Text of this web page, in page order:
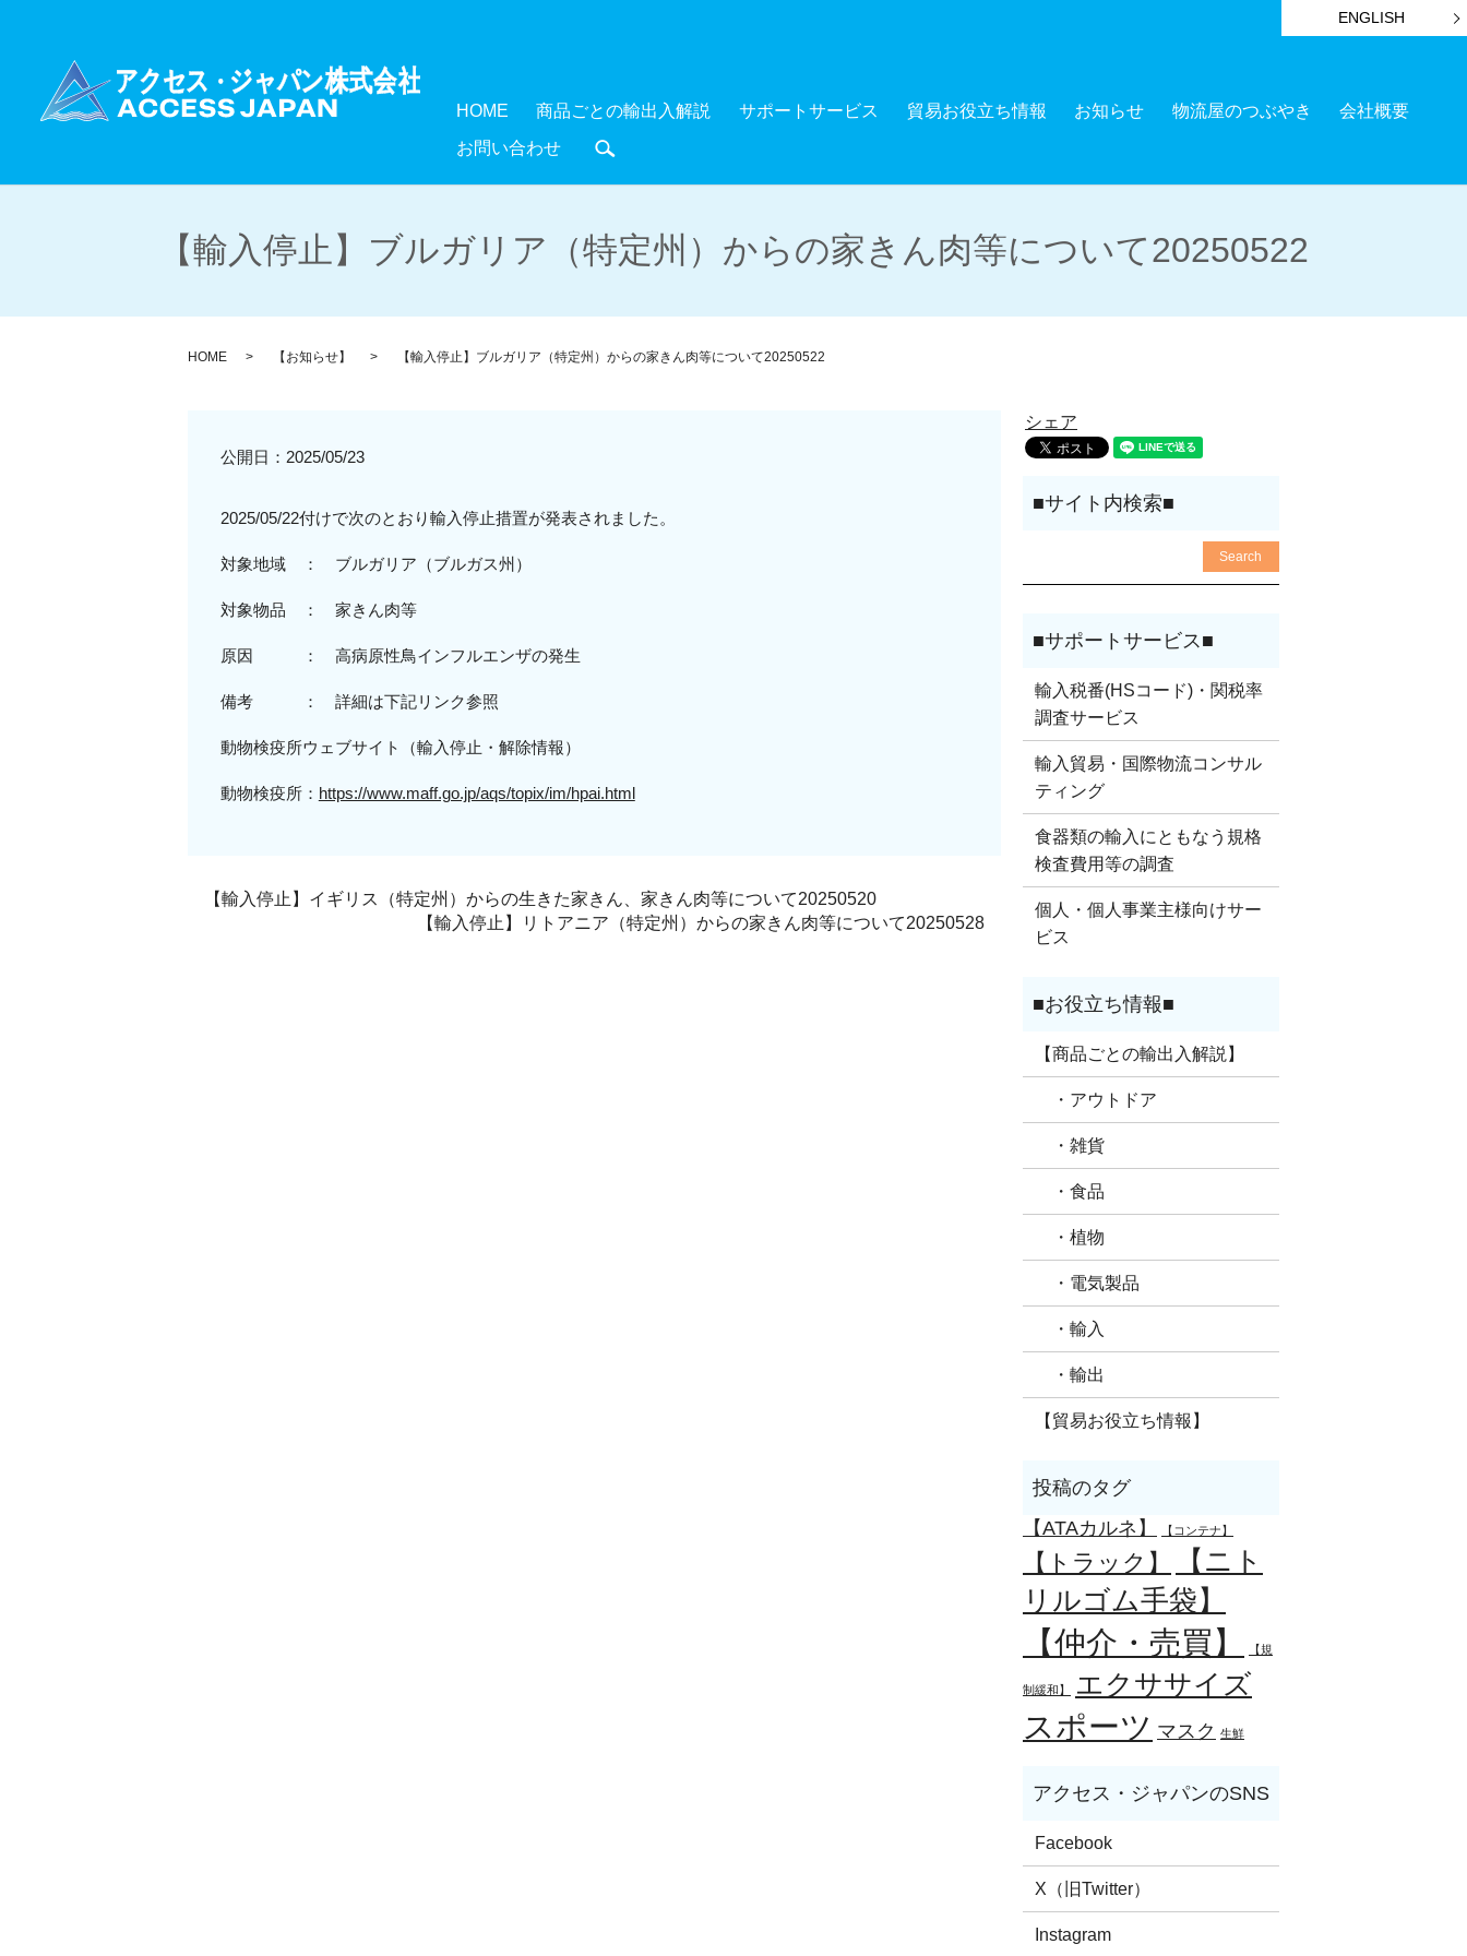
ENGLISH
HOME 商品ごとの輸出入解説 サポートサービス 貿易お役立ち情報 お知らせ 物流屋のつぶやき
会社概要
お問い合わせ
【輸入停止】ブルガリア（特定州）からの家きん肉等について20250522
HOME 【お知らせ】 【輸入停止】ブルガリア（特定州）からの家きん肉等について20250522
公開日： 2025/05/23
2025/05/22付けで次のとおり輸入停止措置が発表されました。
対象地域 ： ブルガリア（ブルガス州）
対象物品 ： 家きん肉等
原因 ： 高病原性鳥インフルエンザの発生
備考 ： 詳細は下記リンク参照
動物検疫所ウェブサイト（輸入停止・解除情報）
動物検疫所： https://www.maff.go.jp/aqs/topix/im/hpai.html
【輸入停止】イギリス（特定州）からの生きた家きん、家きん肉等について20250520
【輸入停止】リトアニア（特定州）からの家きん肉等について20250528
シェア
輸入税番(HSコード)・関税率
調査サービス
輸入貿易・国際物流コンサル
ティング
食器類の輸入にともなう規格
検査費用等の調査
個人・個人事業主様向けサー
ビス
【商品ごとの輸出入解説】
・アウトドア
・雑貨
・食品
・植物
・電気製品
・輸入
・輸出
【貿易お役立ち情報】
【ATAカルネ】 【コンテナ】
【トラック】
【ニト
リルゴム手袋】
【仲介・売買】 【規
制緩和】 エクササイズ
スポーツ マスク 生鮮
Facebook
X（旧Twitter）
Instagram